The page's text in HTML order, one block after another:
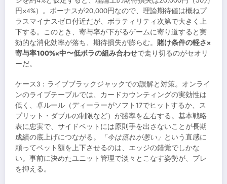
円×4%）。ボーナスが20,000円なので、理論期待値は概ねプ
ラスマイナスゼロ付近だが、ボラティリティ次第で大きく上
下する。このとき、寄与率が下がるゲームに寄り道すると実
効的な消化効率が落ち、期待損失が膨らむ。 賭け条件の軽さ×
寄与率100%×中〜低ボラの組み合わせで走り切るのがセオリ
ーだ。
ケース3：ライブブラックジャックでの誤解と対策。オンライ
ンのライブテーブルでは、カードカウンティングの実効性は
低く、卓ルール（ディーラーがソフト17でヒットするか、ス
プリット・ダブルの制限など）が勝率を左右する。基本戦略
表に忠実で、サイドベットには原則手を出さないことが長期
成績の底上げにつながる。
「今は流れが悪い」 という直感に
頼ってベット額を上下させるのは、エッジの錯覚でしかな
い。事前に決めたユニット管理で淡々とこなす姿勢が、ブレ
を抑える。